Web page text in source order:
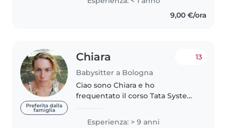
patient, and I grew up helping
take care of my two little..9,00 €/ora
Preferita dalla
famiglia
Chiara
Babysitter a Bologna
13
Ciao sono Chiara e ho
frequentato il corso Tata System
2009, ho cominciato a fare la
Esperienza: > 9 anni